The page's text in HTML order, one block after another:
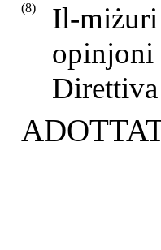
(8)
Il-